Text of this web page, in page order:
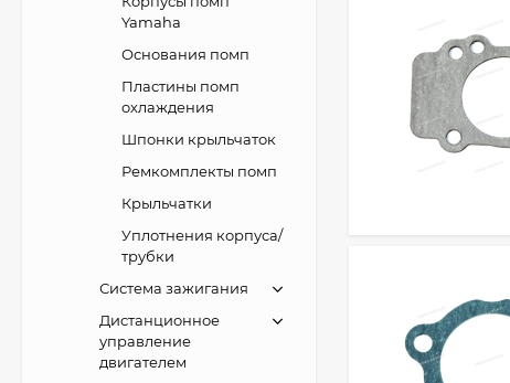
Yamaha
Основания помп
Пластины помп
охлаждения
Шпонки крыльчаток
Ремкомплекты помп
Крыльчатки
Уплотнения корпуса/
трубки
Система зажигания
Дистанционное
управление
двигателем